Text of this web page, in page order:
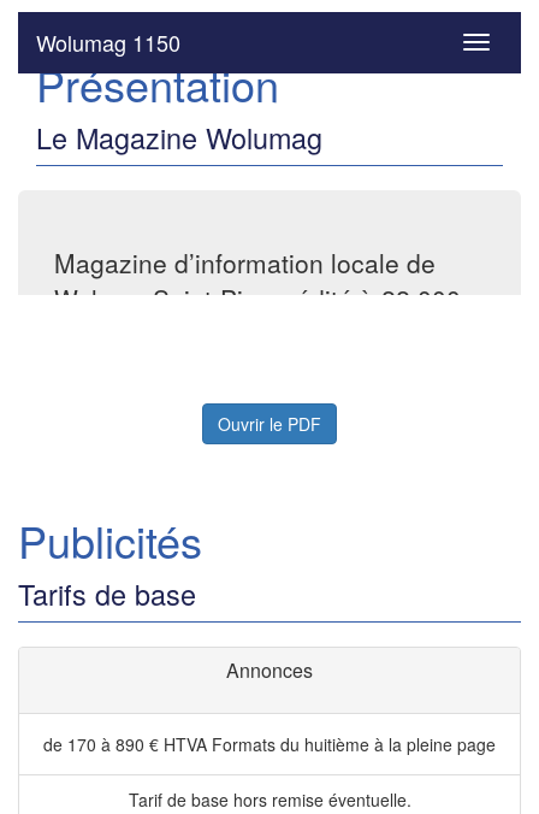
Ouvrir le PDF
Publicités
Tarifs de base
Annonces
de 170 à 890 € HTVA Formats du huitième à la pleine page
Tarif de base hors remise éventuelle.